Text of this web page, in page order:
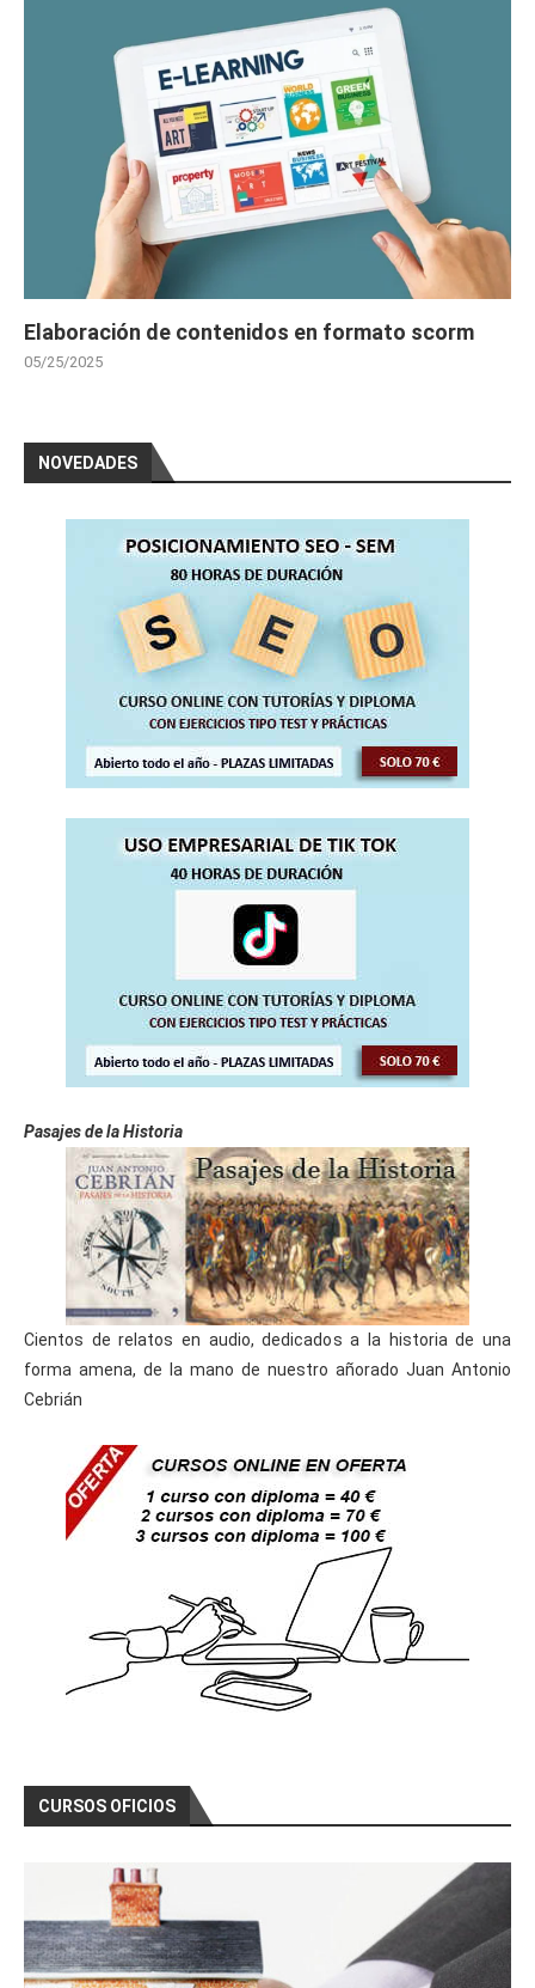
Elaboración de contenidos en formato scorm
05/25/2025
NOVEDADES
Pasajes de la Historia
Cientos de relatos en audio, dedicados a la historia de una
forma amena, de la mano de nuestro añorado Juan Antonio
Cebrián
CURSOS OFICIOS